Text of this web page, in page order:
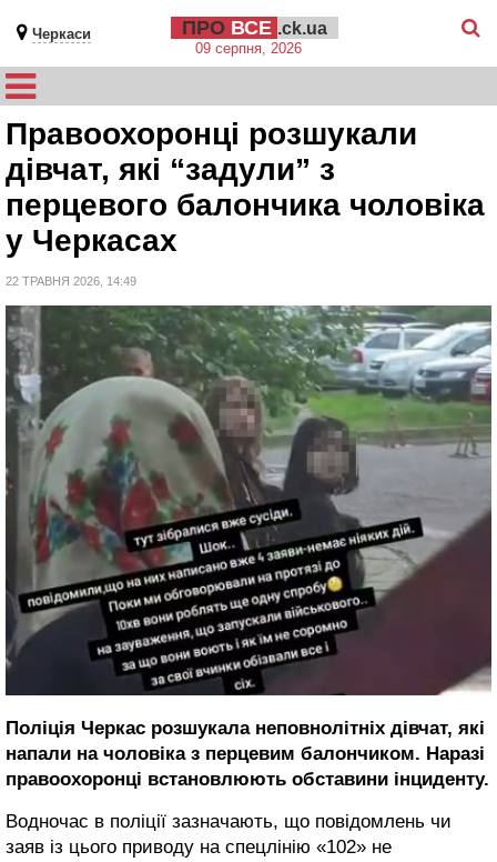
Черкаси ПРО ВСЕ .ck.ua
09 серпня, 2026
Правоохоронці розшукали
дівчат, які “задули” з
перцевого балончика чоловіка
у Черкасах
22 ТРАВНЯ 2026, 14:49
Поліція Черкас розшукала неповнолітніх дівчат, які
напали на чоловіка з перцевим балончиком. Наразі
правоохоронці встановлюють обставини інциденту.
Водночас в поліції зазначають, що повідомлень чи
заяв із цього приводу на спецлінію «102» не